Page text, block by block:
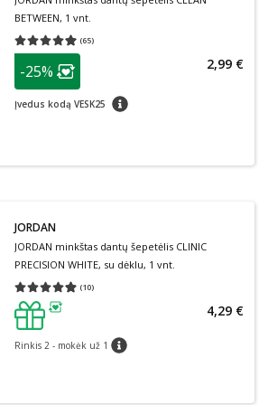
BETWEEN, 1 vnt.
(65)
Vidutinis įvertinimas 4.92
patarimas
Lojalumo klubo narių nuolaida
-25%
Įvedus kodą VESK25 patarimas
2,99 €
JORDAN
JORDAN minkštas dantų šepetėlis CLINIC
PRECISION WHITE, su dėklu, 1 vnt.
(10)
Vidutinis įvertinimas 4.90
patarimas
Rinkis 2 - mokėk už 1 patarimas
4,29 €